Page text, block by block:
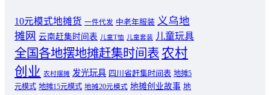
10元模式地摊货 一件代发 中老年服装 义乌地
摊网 云南赶集时间表 儿童T恤 儿童套装 儿童玩具
全国各地摆地摊赶集时间表 农村
创业 农村摆摊 发光玩具 四川省赶集时间表 地摊5
元模式 地摊15元模式 地摊20元模式 地摊创业故事 地